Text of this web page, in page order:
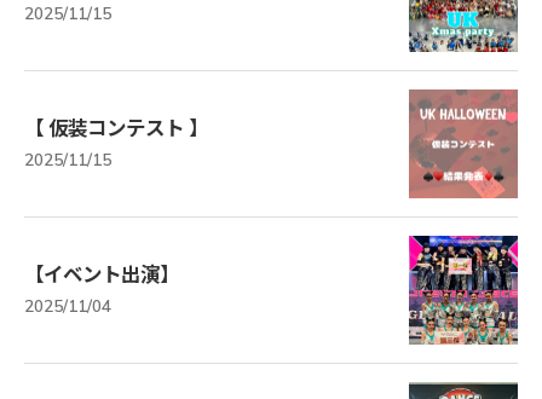
2025/11/15
【 仮装コンテスト 】
2025/11/15
【イベント出演】
2025/11/04